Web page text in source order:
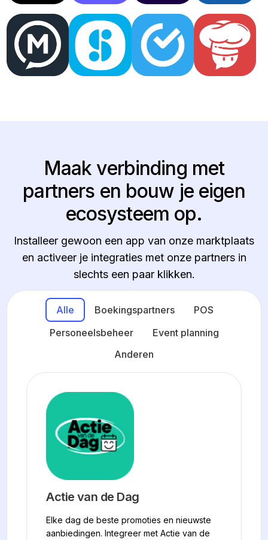
Maak verbinding met
partners en bouw je eigen
ecosysteem op.
Installeer gewoon een app van onze marktplaats
en activeer je integraties met onze partners in
slechts een paar klikken.
Boekingspartners
POS
Personeelsbeheer
Event planning
Anderen
Alle
Actie van de Dag
Elke dag de beste promoties en nieuwste
aanbiedingen. Integreer met Actie van de